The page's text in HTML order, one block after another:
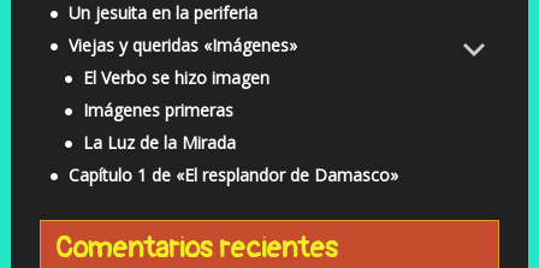
Un jesuita en la periferia
Viejas y queridas «Imágenes»
El Verbo se hizo imagen
Imágenes primeras
La Luz de la Mirada
Capítulo 1 de «El resplandor de Damasco»
Comentarios recientes